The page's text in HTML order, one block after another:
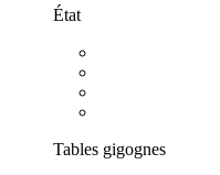
État
Tables gigognes